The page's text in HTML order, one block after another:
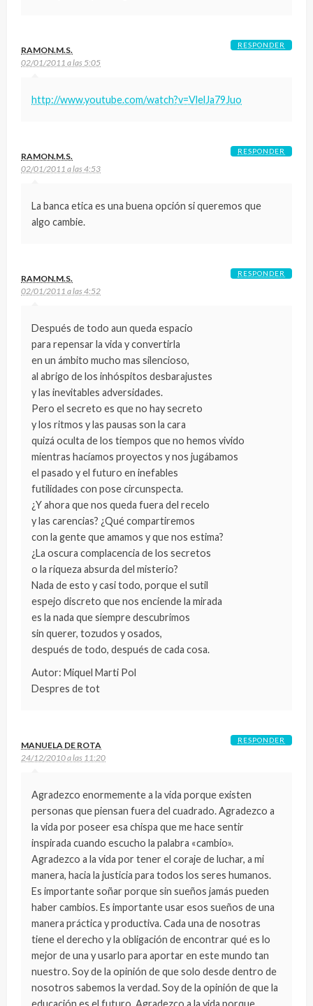
RAMON.M.S.
02/01/2011 a las 5:05
http://www.youtube.com/watch?v=VlelJa79Juo
RESPONDER
RAMON.M.S.
02/01/2011 a las 4:53
La banca etica es una buena opción si queremos que
algo cambie.
RESPONDER
RAMON.M.S.
02/01/2011 a las 4:52
Después de todo aun queda espacio
para repensar la vida y convertirla
en un ámbito mucho mas silencioso,
al abrigo de los inhóspitos desbarajustes
y las inevitables adversidades.
Pero el secreto es que no hay secreto
y los ritmos y las pausas son la cara
quizá oculta de los tiempos que no hemos vivido
mientras hacíamos proyectos y nos jugábamos
el pasado y el futuro en inefables
futilidades con pose circunspecta.
¿Y ahora que nos queda fuera del recelo
y las carencias? ¿Qué compartiremos
con la gente que amamos y que nos estima?
¿La oscura complacencia de los secretos
o la riqueza absurda del misterio?
Nada de esto y casi todo, porque el sutil
espejo discreto que nos enciende la mirada
es la nada que siempre descubrimos
sin querer, tozudos y osados,
después de todo, después de cada cosa.
Autor: Miquel Marti Pol
Despres de tot
RESPONDER
MANUELA DE ROTA
24/12/2010 a las 11:20
Agradezco enormemente a la vida porque existen
personas que piensan fuera del cuadrado. Agradezco a
la vida por poseer esa chispa que me hace sentir
inspirada cuando escucho la palabra «cambio».
Agradezco a la vida por tener el coraje de luchar, a mi
manera, hacia la justicia para todos los seres humanos.
Es importante soñar porque sin sueños jamás pueden
haber cambios. Es importante usar esos sueños de una
manera práctica y productiva. Cada una de nosotras
tiene el derecho y la obligación de encontrar qué es lo
mejor de una y usarlo para aportar en este mundo tan
nuestro. Soy de la opinión de que solo desde dentro de
nosotros sabemos la verdad. Soy de la opinión de que la
educación es el futuro. Agradezco a la vida porque
RESPONDER